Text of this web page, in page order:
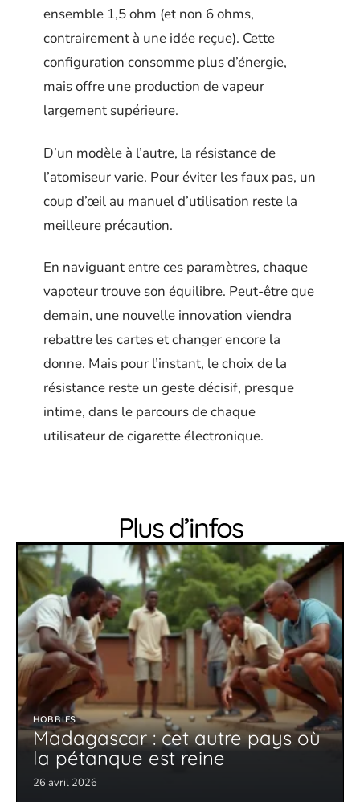
ensemble 1,5 ohm (et non 6 ohms,
contrairement à une idée reçue). Cette
configuration consomme plus d’énergie,
mais offre une production de vapeur
largement supérieure.
D’un modèle à l’autre, la résistance de
l’atomiseur varie. Pour éviter les faux pas, un
coup d’œil au manuel d’utilisation reste la
meilleure précaution.
En naviguant entre ces paramètres, chaque
vapoteur trouve son équilibre. Peut-être que
demain, une nouvelle innovation viendra
rebattre les cartes et changer encore la
donne. Mais pour l’instant, le choix de la
résistance reste un geste décisif, presque
intime, dans le parcours de chaque
utilisateur de cigarette électronique.
Plus d’infos
HOBBIES
Madagascar : cet autre pays où
la pétanque est reine
26 avril 2026